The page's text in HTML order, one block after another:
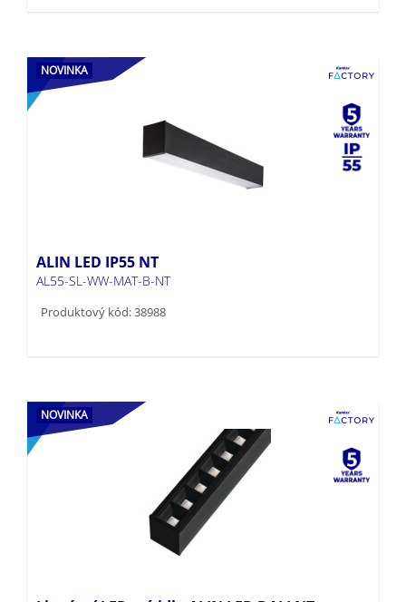
NOVINKA
ALIN LED IP55 NT
AL55-SL-WW-MAT-B-NT
Produktový kód: 38988
NOVINKA